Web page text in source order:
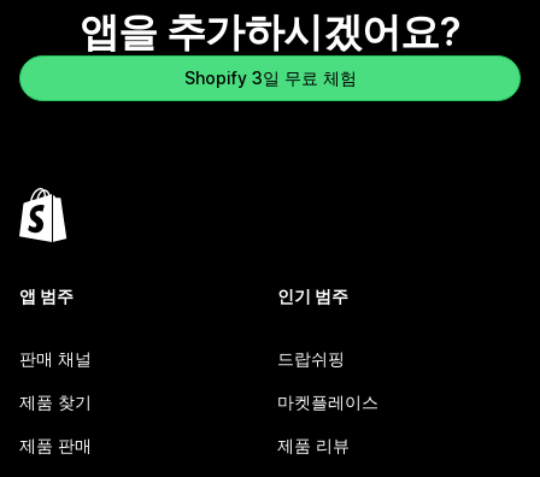
앱을 추가하시겠어요?
Shopify 3일 무료 체험
앱 범주
판매 채널
제품 찾기
제품 판매
인기 범주
드랍쉬핑
마켓플레이스
제품 리뷰